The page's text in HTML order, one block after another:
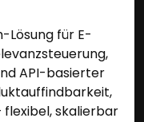
Lösung für E-
API-basierter
skalierbar